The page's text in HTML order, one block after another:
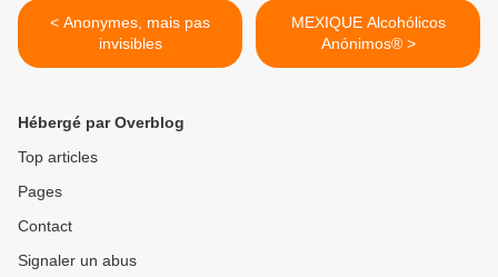
< Anonymes, mais pas
invisibles
MEXIQUE Alcohólicos
Anónimos® >
Hébergé par Overblog
Top articles
Pages
Contact
Signaler un abus